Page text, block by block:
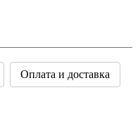
Оплата и доставка